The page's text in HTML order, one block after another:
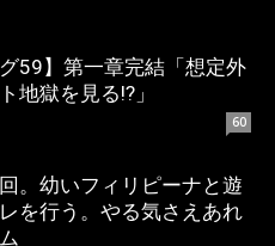
グ59】第一章完結「想定外
地獄を見る!?」
60
。幼いフィリピーナと遊
を行う。やる気さえあれ